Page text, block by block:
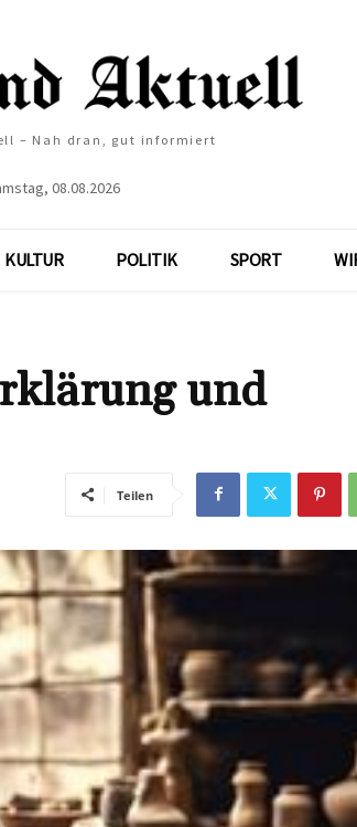
– Nah dran, gut informiert
08.08.2026
KULTUR POLITIK SPORT
und
Teilen